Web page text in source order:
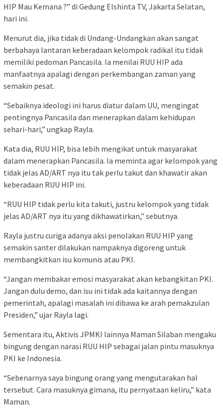
HIP Mau Kemana ?” di Gedung Elshinta TV, Jakarta Selatan,
hari ini.
Menurut dia, jika tidak di Undang-Undangkan akan sangat
berbahaya lantaran keberadaan kelompok radikal itu tidak
memiliki pedoman Pancasila. Ia menilai RUU HIP ada
manfaatnya apalagi dengan perkembangan zaman yang
semakin pesat.
“Sebaiknya ideologi ini harus diatur dalam UU, mengingat
pentingnya Pancasila dan menerapkan dalam kehidupan
sehari-hari,” ungkap Rayla.
Kata dia, RUU HIP, bisa lebih mengikat untuk masyarakat
dalam menerapkan Pancasila. Ia meminta agar kelompok yang
tidak jelas AD/ART nya itu tak perlu takut dan khawatir akan
keberadaan RUU HIP ini.
“RUU HIP tidak perlu kita takuti, justru kelompok yang tidak
jelas AD/ART nya itu yang dikhawatirkan,” sebutnya.
Rayla justru curiga adanya aksi penolakan RUU HIP yang
semakin santer dilakukan nampaknya digoreng untuk
membangkitkan isu komunis atau PKI.
“Jangan membakar emosi masyarakat akan kebangkitan PKI.
Jangan dulu demo, dan isu ini tidak ada kaitannya dengan
pemerintah, apalagi masalah ini dibawa ke arah pemakzulan
Presiden,” ujar Rayla lagi.
Sementara itu, Aktivis JPMKI lainnya Maman Silaban mengaku
bingung dengan narasi RUU HIP sebagai jalan pintu masuknya
PKI ke Indonesia.
“Sebenarnya saya bingung orang yang mengutarakan hal
tersebut. Cara masuknya gimana, itu pernyataan keliru,” kata
Maman.